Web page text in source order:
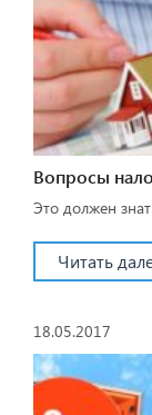
Вопросы
Это должен
Читать
18.05.2017